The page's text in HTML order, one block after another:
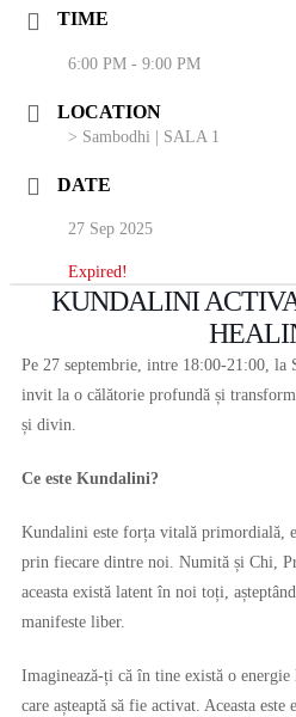
TIME
6:00 PM - 9:00 PM
LOCATION
> Sambodhi | SALA 1
DATE
27 Sep 2025
Expired!
KUNDALINI
Pe 27 septembrie, intre 18:00-21:00, la
invit la o călătorie profundă și
și divin.
Ce este Kundalini?
Kundalini este forța vitală primordială,
prin fiecare dintre noi. Numită și Chi,
aceasta există latent în noi toți,
manifeste liber.
Imaginează-ți că în tine există o
care așteaptă să fie activat. Aceasta